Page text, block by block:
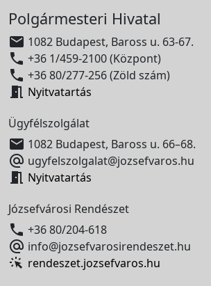
Polgármesteri Hivatal
 1082 Budapest, Baross u. 63-67.
 +36 1/459-2100 (Központ)
 +36 80/277-256 (Zöld szám)
 Nyitvatartás
Ügyfélszolgálat
 1082 Budapest, Baross u. 66–68.
 ugyfelszolgalat@jozsefvaros.hu
 Nyitvatartás
Józsefvárosi Rendészet
 +36 80/204-618
 info@jozsefvarosirendeszet.hu
rendeszet.jozsefvaros.hu